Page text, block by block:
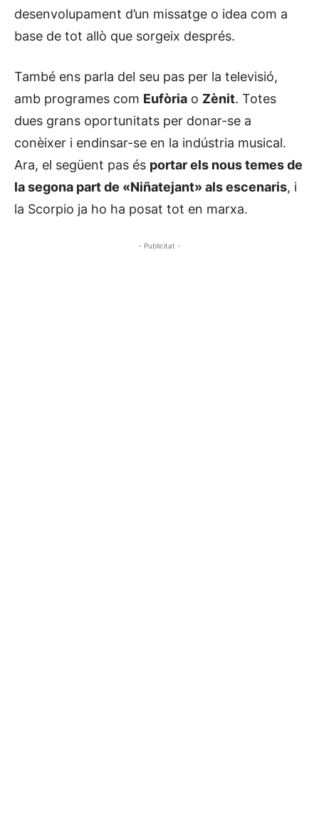
desenvolupament d’un missatge o idea com a
base de tot allò que sorgeix després.
També ens parla del seu pas per la televisió,
amb programes com Eufòria o Zènit. Totes
dues grans oportunitats per donar-se a
conèixer i endinsar-se en la indústria musical.
Ara, el següent pas és portar els nous temes de
la segona part de «Niñatejant» als escenaris, i
la Scorpio ja ho ha posat tot en marxa.
- Publicitat -